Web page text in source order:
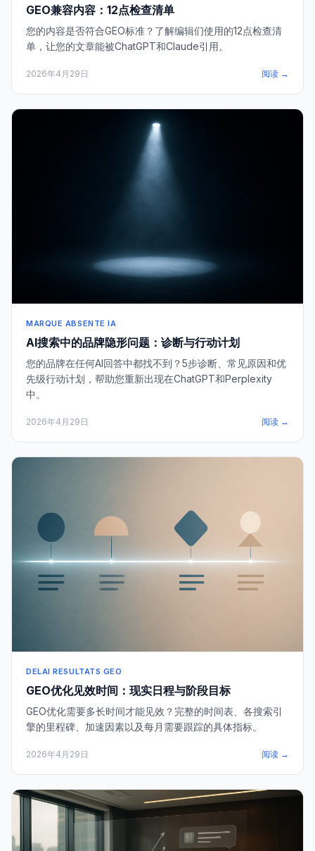
GEO兼容内容：12点检查清单
您的内容是否符合GEO标准？了解编辑们使用的12点检查清
单，让您的文章能被ChatGPT和Claude引用。
2026年4月29日 阅读 →
MARQUE ABSENTE IA
AI搜索中的品牌隐形问题：诊断与行动计划
您的品牌在任何AI回答中都找不到？5步诊断、常见原因和优
先级行动计划，帮助您重新出现在ChatGPT和Perplexity
中。
2026年4月29日 阅读 →
DELAI RESULTATS GEO
GEO优化见效时间：现实日程与阶段目标
GEO优化需要多长时间才能见效？完整的时间表、各搜索引
擎的里程碑、加速因素以及每月需要跟踪的具体指标。
2026年4月29日 阅读 →